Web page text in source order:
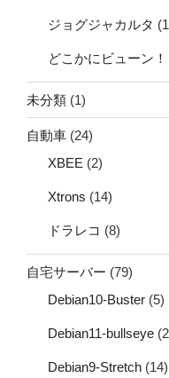
ジョグジャカルタ
どこかにビューン！
未分類 (1)
自動車 (24)
XBEE (2)
Xtrons (14)
ドラレコ (8)
自宅サーバー (79)
Debian10-Buster (5)
Debian11-bullseye
Debian9-Stretch (14)